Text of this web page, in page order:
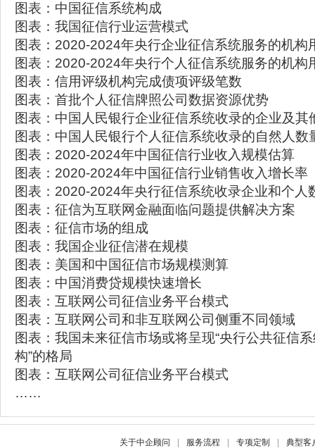
图表：中国征信系统构成
图表：我国征信行业运营模式
图表：2020-2024年央行企业征信系统服务的机构
图表：2020-2024年央行个人征信系统服务的机构
图表：信用评级机构完成债项评级笔数
图表：首批个人征信牌照公司数据资源优势
图表：中国人民银行企业征信系统收录的企业及其
图表：中国人民银行个人征信系统收录的自然人数
图表：2020-2024年中国征信行业收入规模估算
图表：2020-2024年中国征信行业销售收入增长率
图表：2020-2024年央行征信系统收录企业和个人
图表：征信为互联网金融面临问题提供解决方案
图表：征信市场的组成
图表：我国企业征信潜在规模
图表：美国和中国征信市场规模测算
图表：中国消费贷规模快速增长
图表：互联网公司征信业务平台模式
图表：互联网公司和非互联网公司侧重不同领域
图表：我国未来征信市场或将呈现“央行公共征信
构”的格局
图表：互联网公司征信业务平台模式
……
关于中企顾问 服务流程 专项定制 典型客